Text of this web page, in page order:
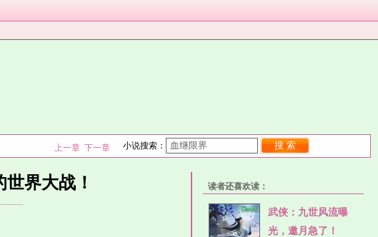
上一章 下一章 小说搜索： 搜 索
界大战！ 读者还喜欢读：
武侠：九世风流曝
光，邀月急了！